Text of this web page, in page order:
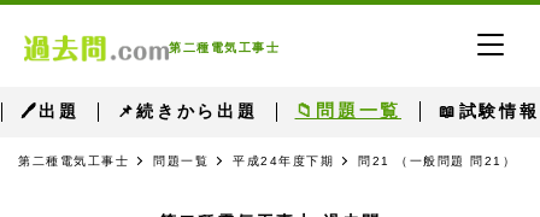
第二種電気工事士
🖊出題 📌続きから出題 📁問題一覧 📖試験情報
第二種電気工事士 問題一覧 平成24年度下期 問21 （一般問題 問21）